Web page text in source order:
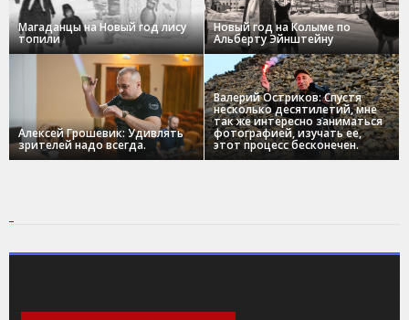
Магаданцы на Новый год лису
топили
Новый год на Колыме по
Альберту Эйнштейну
Алексей Грошевик: Удивлять
зрителей надо всегда.
Валерий Остриков: Спустя
несколько десятилетий, мне
так же интересно заниматься
фотографией, изучать ее,
этот процесс бесконечен.